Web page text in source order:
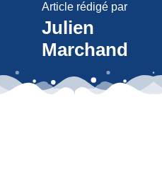
Article rédigé par
Julien
Marchand